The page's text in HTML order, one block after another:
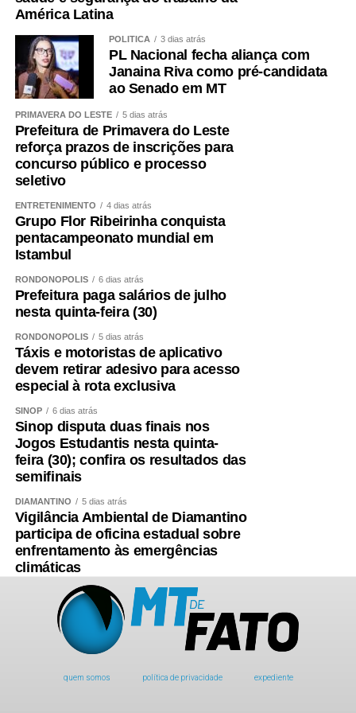
TCE/MT, Joel Bino, do presidente da Fecomércio, Tião da
adjunto de Turismo do Estado, Luis Carlos Nigro, e do
Prefeito de Diamantino, Chico Mendes.
COMENTE ABAIXO:
WhatsApp
Facebook
Twitter
Messenger
LinkedIn
Share
América Latina
POLÍTICA 3 dias atrás
PL Nacional fecha aliança com
Janaina Riva como pré-candidata
ao Senado em MT
PRIMAVERA DO LESTE 5 dias atrás
Prefeitura de Primavera do Leste
reforça prazos de inscrições para
concurso público e processo
seletivo
ENTRETENIMENTO 4 dias atrás
Grupo Flor Ribeirinha conquista
pentacampeonato mundial em
Istambul
RONDONÓPOLIS 6 dias atrás
Prefeitura paga salários de julho
nesta quinta-feira (30)
RONDONÓPOLIS 5 dias atrás
Táxis e motoristas de aplicativo
devem retirar adesivo para acesso
especial à rota exclusiva
SINOP 6 dias atrás
Sinop disputa duas finais nos
Jogos Estudantis nesta quinta-
feira (30); confira os resultados das
semifinais
DIAMANTINO 5 dias atrás
Vigilância Ambiental de Diamantino
participa de oficina estadual sobre
enfrentamento às emergências
climáticas
quem somos política de privacidade expediente